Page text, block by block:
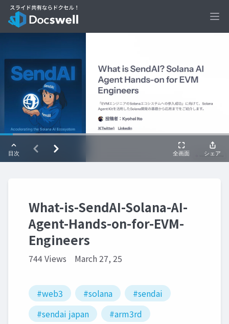
What-is-SendAI-Solana-AI-
Agent-Hands-on-for-EVM-
Engineers
744 Views March 27, 25
#web3 #solana
#sendai
#sendai japan
#arm3rd